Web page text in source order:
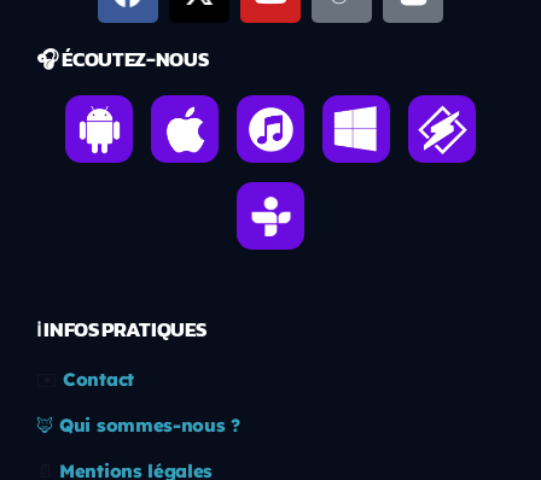
🎧 ÉCOUTEZ-NOUS
ℹ️ INFOS PRATIQUES
Contact
🦊 Qui sommes-nous ?
Mentions légales